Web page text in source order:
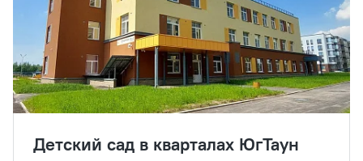
Детский сад в кварталах ЮгТаун